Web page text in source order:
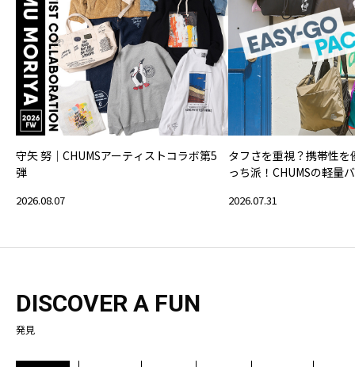
守矢 努｜CHUMSアーティストコラボ第5
弾
2026.08.07
タフさを重視？携帯性
っち派！CHUMSの軽量
2026.07.31
DISCOVER A FUN
発見